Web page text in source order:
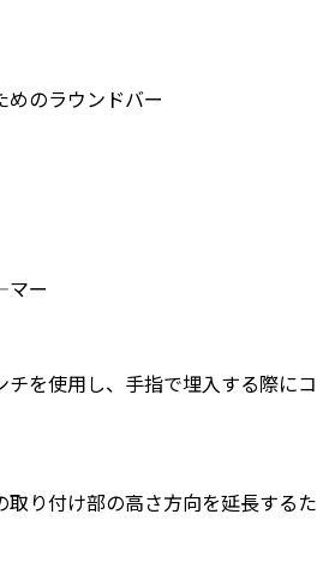
のラウンドバー
マー
を使用し、手指で埋入する際にコ
り付け部の高さ方向を延長するた